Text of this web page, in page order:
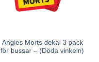
Angles Morts dekal 3 pack
för bussar – (Döda vinkeln)